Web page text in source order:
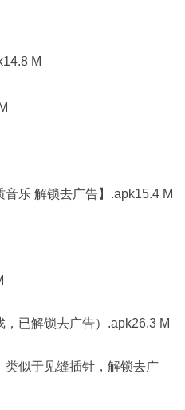
M
乐 解锁去广告】.apk15.4 M
已解锁去广告）.apk26.3 M
似于见缝插针，解锁去广